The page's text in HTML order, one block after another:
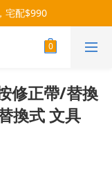
會，趕緊下單！
宅配$990
開搶
修正帶/替換
換式 文具